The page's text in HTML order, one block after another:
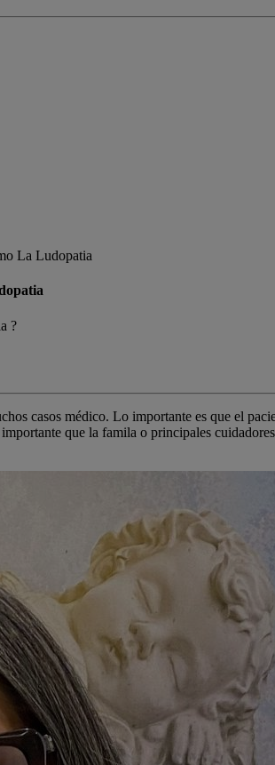
La Ludopatia
?
casos médico. Lo importante es que el
que la famila o principales